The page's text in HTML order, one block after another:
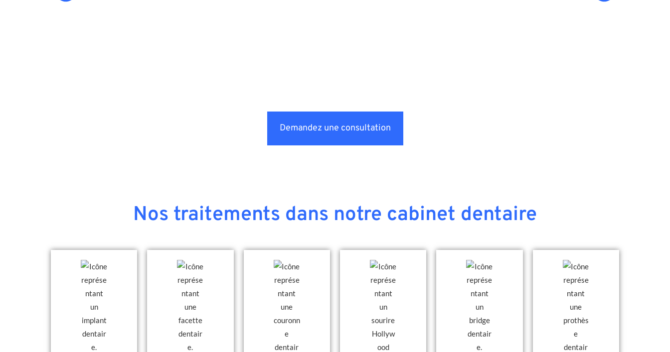
Demandez une consultation
Nos traitements dans notre cabinet dentaire